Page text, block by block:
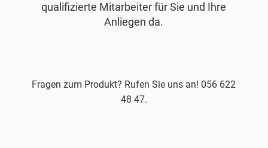
qualifizierte Mitarbeiter für Sie und Ihre
Anliegen da.
Fragen zum Produkt? Rufen Sie uns an! 056 622
48 47.